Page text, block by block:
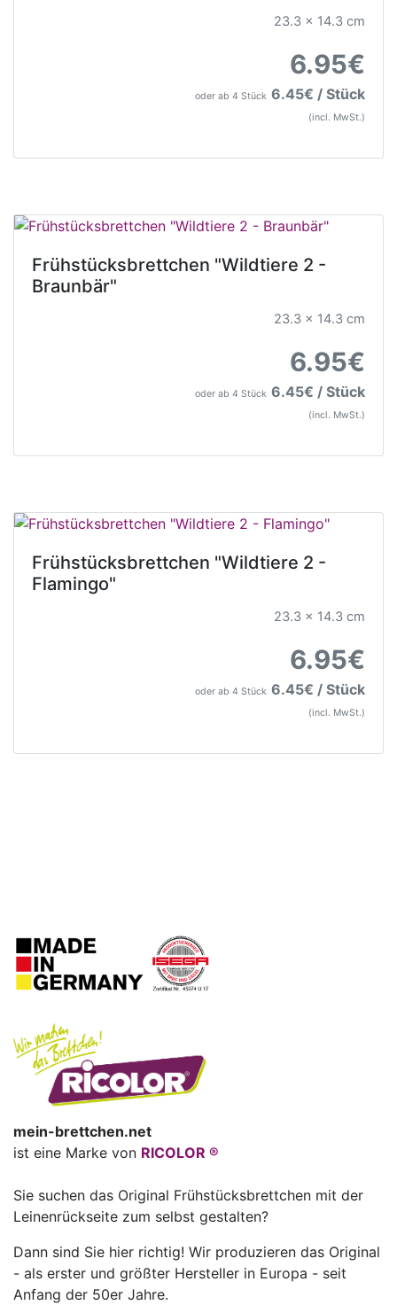
23.3 x 14.3 cm
6.95€
oder ab 4 Stück 6.45€ / Stück
(incl. MwSt.)
Frühstücksbrettchen "Wildtiere 2 -
Braunbär"
23.3 x 14.3 cm
6.95€
oder ab 4 Stück 6.45€ / Stück
(incl. MwSt.)
Frühstücksbrettchen "Wildtiere 2 -
Flamingo"
23.3 x 14.3 cm
6.95€
oder ab 4 Stück 6.45€ / Stück
(incl. MwSt.)
mein-brettchen.net
ist eine Marke von RICOLOR ®
Sie suchen das Original Frühstücksbrettchen mit der
Leinenrückseite zum selbst gestalten?
Dann sind Sie hier richtig! Wir produzieren das Original
- als erster und größter Hersteller in Europa - seit
Anfang der 50er Jahre.